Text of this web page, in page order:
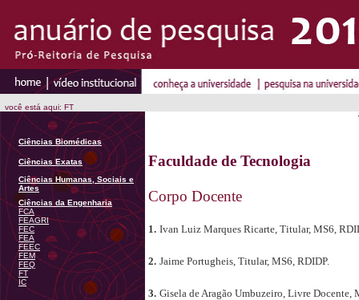
você está aqui: FT
Ciências Biomédicas
Ciências Exatas
Ciências Humanas, Sociais e
Artes
Ciências da Engenharia
FCA
FEAGRI
FEC
FEA
FEEC
FEM
FEQ
FT
IC
Faculdade de Tecnologia
Corpo Docente
1. Ivan Luiz Marques Ricarte, Titular, MS6,
2. Jaime Portugheis, Titular, MS6, RDIDP.
3. Gisela de Aragão Umbuzeiro, Livre Docente,